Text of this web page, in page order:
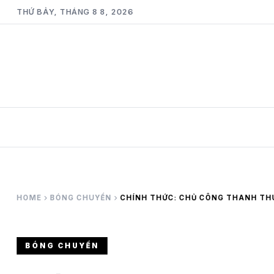
THỨ BẢY, THÁNG 8 8, 2026
HOME chevron_right BÓNG CHUYỀN chevron_right CHÍNH THỨC: CHỦ CÔNG THANH
BÓNG CHUYỀN